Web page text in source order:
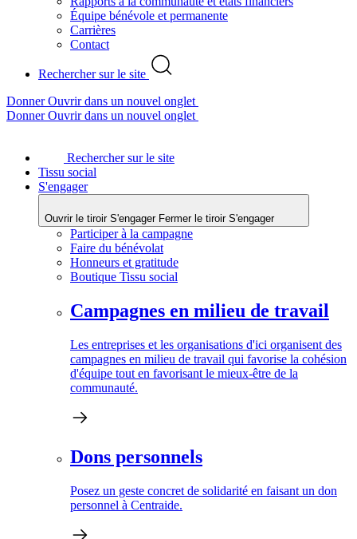
Équipe bénévole et permanente
Carrières
Contact
Rechercher sur le site
DonnerOuvrir dans un nouvel onglet
DonnerOuvrir dans un nouvel onglet
Rechercher sur le site
Tissu social
S'engager
Ouvrir le tiroir S'engager Fermer le tiroir S'engager
Participer à la campagne
Faire du bénévolat
Honneurs et gratitude
Boutique Tissu social
Campagnes en milieu de travail
Les entreprises et les organisations d'ici organisent des
campagnes en milieu de travail qui favorise la cohésion
d'équipe tout en favorisant le mieux-être de la
communauté.
Dons personnels
Posez un geste concret de solidarité en faisant un don
personnel à Centraide.